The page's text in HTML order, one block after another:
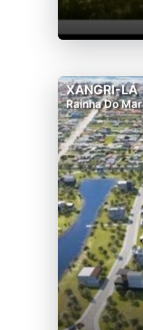
XANGRI-LÁ
Rainha Do Mar